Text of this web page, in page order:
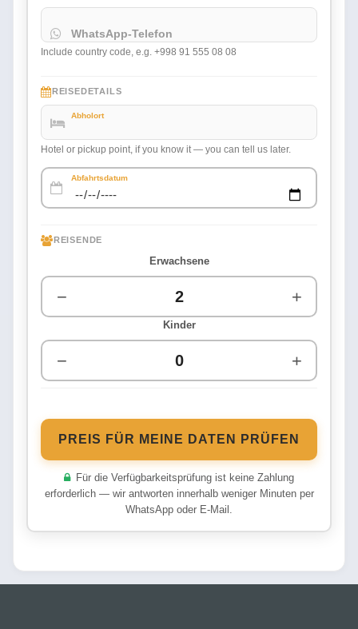
WhatsApp-Telefon
Include country code, e.g. +998 91 555 08 08
REISEDETAILS
Abholort
Hotel or pickup point, if you know it — you can tell us later.
Abfahrtsdatum
REISENDE
Erwachsene
− +
Kinder
− +
PREIS FÜR MEINE DATEN PRÜFEN
Für die Verfügbarkeitsprüfung ist keine Zahlung
erforderlich — wir antworten innerhalb weniger Minuten per
WhatsApp oder E-Mail.